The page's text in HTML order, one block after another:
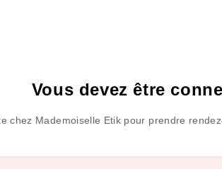
Vous devez être
chez Mademoiselle Etik pour prendre